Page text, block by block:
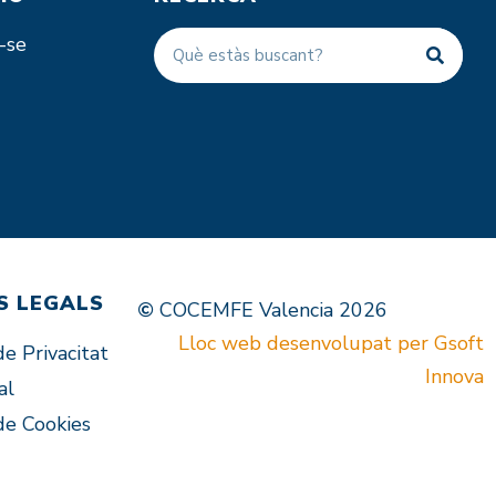
se
LEGALS
Privacitat
Cookies
COCEMFE Valencia 2026
Lloc web desenvolupat per Gsoft
Innova